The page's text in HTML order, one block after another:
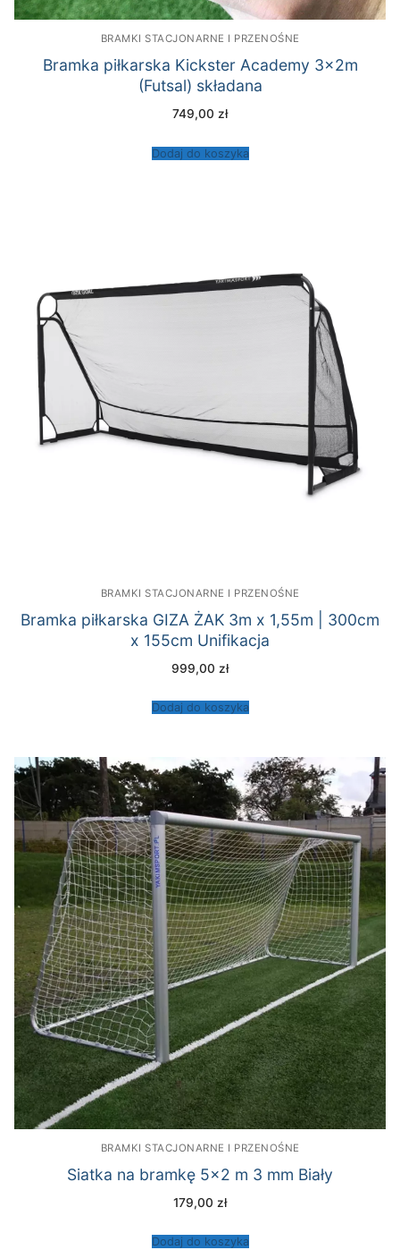
BRAMKI STACJONARNE I PRZENOŚNE
Bramka piłkarska Kickster Academy 3x2m
(Futsal) składana
749,00 zł
Dodaj do koszyka
BRAMKI STACJONARNE I PRZENOŚNE
Bramka piłkarska GIZA ŻAK 3m x 1,55m | 300cm
x 155cm Unifikacja
999,00 zł
Dodaj do koszyka
BRAMKI STACJONARNE I PRZENOŚNE
Siatka na bramkę 5×2 m 3 mm Biały
179,00 zł
Dodaj do koszyka